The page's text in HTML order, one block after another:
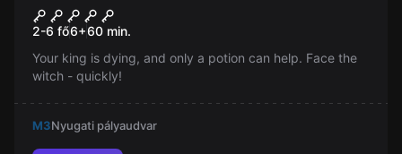
Új
The Witch
2-6 fő6+60 min.
Your king is dying, and only a potion can help. Face the
witch - quickly!
M3Nyugati pályaudvar